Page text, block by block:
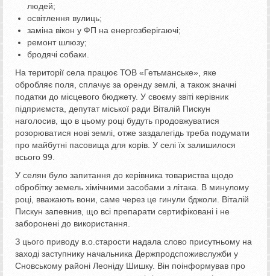
людей;
освітлення вулиць;
заміна вікон у ФП на енергозберігаючі;
ремонт шлюзу;
бродячі собаки.
На території села працює ТОВ «Гетьманське», яке
обробляє поля, сплачує за оренду землі, а також значні
податки до місцевого бюджету. У своєму звіті керівник
підприємста, депутат міської ради Віталій Пискун
наголосив, що в цьому році будуть продовжуватися
розорюватися нові землі, отже заздалегідь треба подумати
про майбутні пасовища для корів. У селі їх залишилося
всього 99.
У селян було запитання до керівника товариства щодо
обробітку земель хімічними засобами з літака. В минулому
році, вважають вони, саме через це гинули бджоли. Віталій
Пискун запевнив, що всі препарати сертифіковані і не
заборонені до використання.
З цього приводу в.о.старости надала слово присутньому на
заході заступнику начальника Держпродспоживслужби у
Сновському районі Леоніду Шишку. Він поінформував про